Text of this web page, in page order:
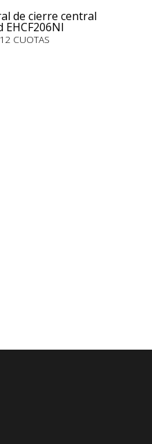
de cierre central
CUOTAS